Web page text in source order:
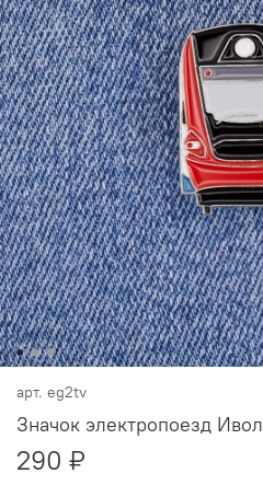
арт. eg2tv
Значок электропоезд
290 ₽